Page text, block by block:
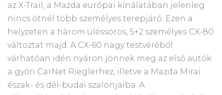
az X-Trail, a Mazda európai kínálatában jelenleg
nincs ötnél több személyes terepjáró. Ezen a
helyzeten a három üléssoros, 5+2 személyes CX-80
változtat majd. A CX-60 nagy testvéréből
várhatóan idén nyáron jönnek meg az első autók
a győri CarNet Rieglerhez, illetve a Mazda Mirai
észak- és dél-budai szalonjaiba. A